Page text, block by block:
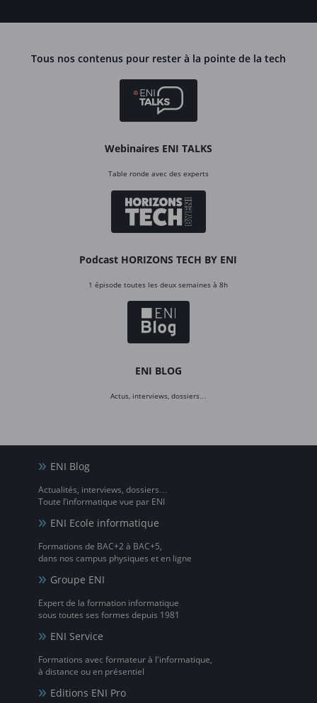
Tous nos contenus pour rester à la pointe de la tech
Webinaires ENI TALKS
Table ronde avec des experts
Podcast HORIZONS TECH BY ENI
1 épisode toutes les deux semaines à 8h
ENI BLOG
Actus, interviews, dossiers…
ENI Blog
Actualités, interviews, dossiers…
Toute l’informatique vue par ENI
ENI Ecole informatique
Formations de BAC+2 à BAC+5,
dans nos campus physiques et en ligne
Groupe ENI
Expert de la formation informatique
sous toutes ses formes depuis 1981
ENI Service
Formations avec formateur à l'informatique,
à distance ou en présentiel
Editions ENI Pro